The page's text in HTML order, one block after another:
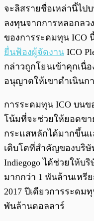
จะลิสรายชื่อเหล่านี้ไป
ลงทุนจากการหลอกล
ของการระดมทุน ICO
ยื่นฟ้องผู้จัดงาน ICO
กล่าวถูกโยนเข้าคุกเนื่
อนุญาตให้เขาดำเนินก
การระดมทุน ICO บนข
โน้มที่จะช่วยให้ยอดขา
กระแสหลักได้มากขึ้นแ
เติบโตที่สำคัญของบริ
Indiegogo ได้ช่วยให้บ
มากกว่า 1 พันล้านเห
2017 ปีเดียวการระดม
พันล้านดอลลาร์